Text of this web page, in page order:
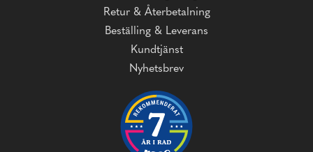
Retur & Återbetalning
Beställing & Leverans
Kundtjänst
Nyhetsbrev